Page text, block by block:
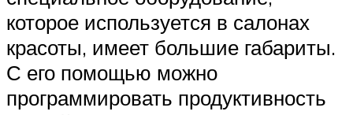
которое используется в салонах
красоты, имеет большие габариты.
С его помощью можно
программировать продуктивность